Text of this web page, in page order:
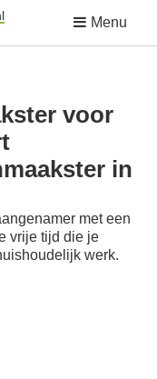
Menu
voor
in
met een
vrije tijd die je
werk.